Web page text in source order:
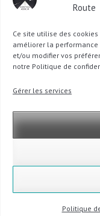
Route
Ce site utilise des
améliorer la
et/ou modifier vos
notre Politique de
Gérer les services
Politique
OU SUR TWITTER
Follow
:
Copyright @ 2013-